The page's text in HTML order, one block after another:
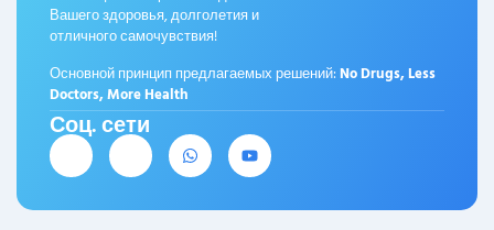
Вашего здоровья, долголетия и
отличного самочувствия!
Основной принцип предлагаемых решений:No Drugs, Less
Doctors, More Health
Соц. сети